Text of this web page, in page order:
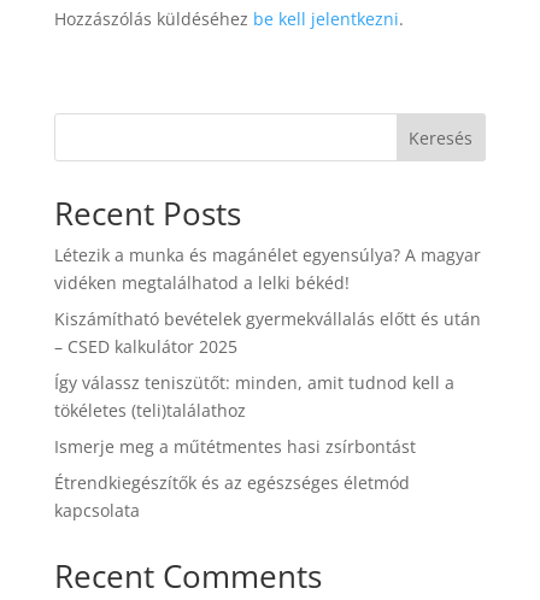
Hozzászólás küldéséhez be kell jelentkezni.
Keresés
Recent Posts
Létezik a munka és magánélet egyensúlya? A magyar
vidéken megtalálhatod a lelki békéd!
Kiszámítható bevételek gyermekvállalás előtt és után
– CSED kalkulátor 2025
Így válassz teniszütőt: minden, amit tudnod kell a
tökéletes (teli)találathoz
Ismerje meg a műtétmentes hasi zsírbontást
Étrendkiegészítők és az egészséges életmód
kapcsolata
Recent Comments